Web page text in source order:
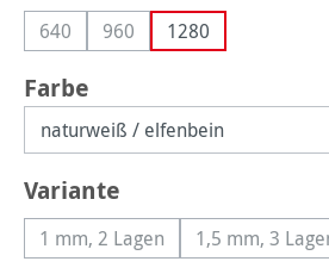
640(Diese Option ist zurzeit nicht
960(Diese Option ist zurzeit
1280
Farbe
Variante
1 mm, 2 Lagen(Diese Option ist zurzeit
1,5 mm, 3(Diese